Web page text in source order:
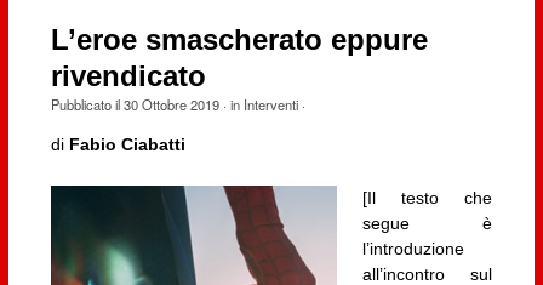
L’eroe smascherato eppure
rivendicato
Pubblicato il30 Ottobre 2019· in Interventi·
di Fabio Ciabatti
[Il testo che
segue è
l’introduzione
all’incontro sul